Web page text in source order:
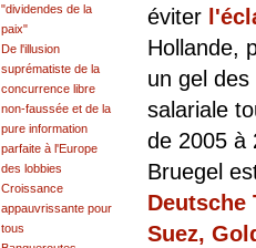
éviter
Hollande,
un gel
salariale
de 2005 à
Bruegel
Deutsche
Suez,
"dividendes de la
paix"
De l'illusion
suprématiste de la
concurrence libre
non-faussée et de la
pure information
parfaite à l'Europe
des lobbies
Croissance
appauvrissante pour
tous